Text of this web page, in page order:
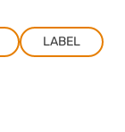
LABEL